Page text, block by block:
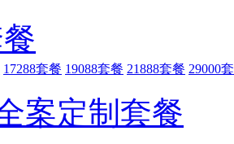
17288套餐 19088套餐 21888套餐 29000
案定制套餐